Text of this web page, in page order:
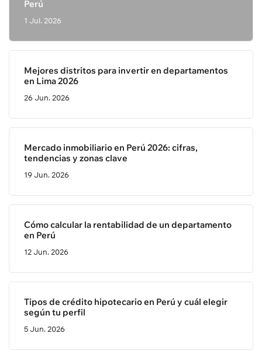
Perú
1 Jul. 2026
Mejores distritos para invertir en departamentos
en Lima 2026
26 Jun. 2026
Mercado inmobiliario en Perú 2026: cifras,
tendencias y zonas clave
19 Jun. 2026
Cómo calcular la rentabilidad de un departamento
en Perú
12 Jun. 2026
Tipos de crédito hipotecario en Perú y cuál elegir
según tu perfil
5 Jun. 2026